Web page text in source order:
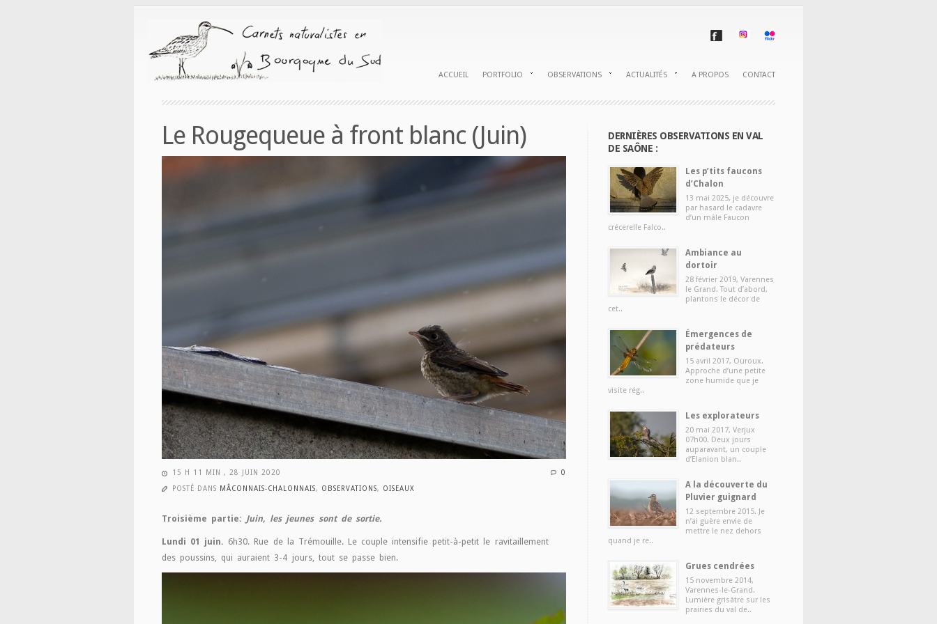
ACCUEIL PORTFOLIO OBSERVATIONS ACTUALITÉS A PROPOS CONTACT
Le Rougequeue à front blanc (Juin)
15 H 11 MIN , 28 JUIN 2020 0
POSTÉ DANS MÂCONNAIS-CHALONNAIS, OBSERVATIONS, OISEAUX
Troisième partie: Juin, les jeunes sont de sortie.
Lundi 01 juin. 6h30. Rue de la Trémouille. Le couple intensifie petit-à-petit le ravitaillement
des poussins, qui auraient 3-4 jours, tout se passe bien.
DERNIÈRES OBSERVATIONS EN VAL
DE SAÔNE :
Les p’tits faucons
d’Chalon
13 mai 2025, je découvre
par hasard le cadavre
d’un mâle Faucon
crécerelle Falco..
Ambiance au
dortoir
28 février 2019, Varennes
le Grand. Tout d’abord,
plantons le décor de
cet..
Émergences de
prédateurs
15 avril 2017, Ouroux.
Approche d’une petite
zone humide que je
visite rég..
Les explorateurs
20 mai 2017, Verjux
07h00. Deux jours
auparavant, un couple
d’Elanion blan..
A la découverte du
Pluvier guignard
12 septembre 2015. Je
n’ai guère envie de
mettre le nez dehors
quand je re..
Grues cendrées
15 novembre 2014,
Varennes-le-Grand.
Lumière grisâtre sur les
prairies du val de..